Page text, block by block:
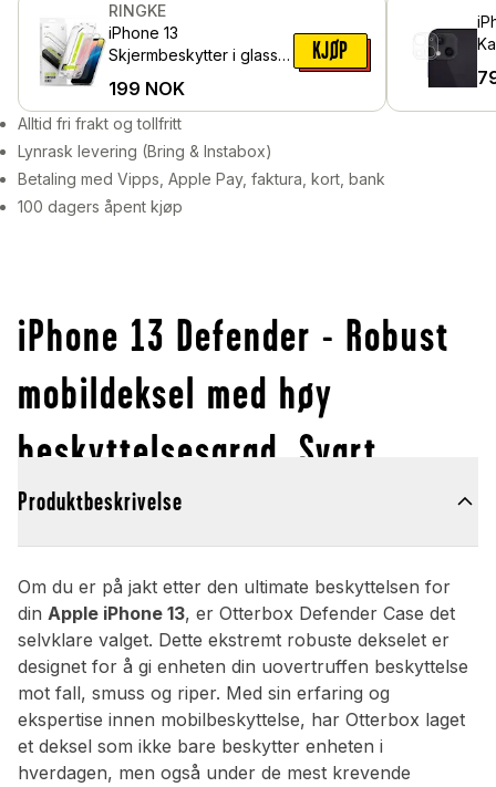
RINGKE
iPhone 13
Skjermbeskytter i glass
(2-pack)
199 NOK
KJØP
Alltid fri frakt og tollfritt
Lynrask levering (Bring & Instabox)
Betaling med Vipps, Apple Pay, faktura, kort, bank
100 dagers åpent kjøp
iPhone 13 Defender - Robust
mobildeksel med høy
beskyttelsesgrad, Svart
Produktbeskrivelse
Om du er på jakt etter den ultimate beskyttelsen for
din Apple iPhone 13, er Otterbox Defender Case det
selvklare valget. Dette ekstremt robuste dekselet er
designet for å gi enheten din uovertruffen beskyttelse
mot fall, smuss og riper. Med sin erfaring og
ekspertise innen mobilbeskyttelse, har Otterbox laget
et deksel som ikke bare beskytter enheten i
hverdagen, men også under de mest krevende